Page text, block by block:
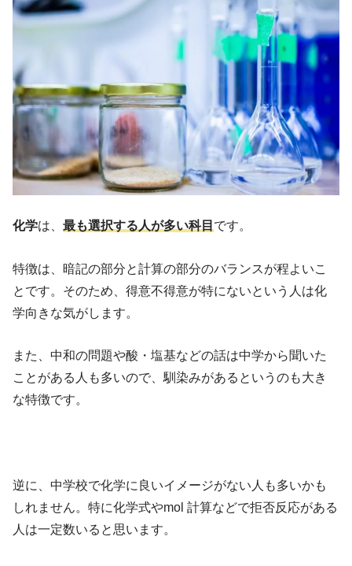
化学は、最も選択する人が多い科目です。
特徴は、暗記の部分と計算の部分のバランスが程よいこ
とです。そのため、得意不得意が特にないという人は化
学向きな気がします。
また、中和の問題や酸・塩基などの話は中学から聞いた
ことがある人も多いので、馴染みがあるというのも大き
な特徴です。
逆に、中学校で化学に良いイメージがない人も多いかも
しれません。特に化学式やmol 計算などで拒否反応がある
人は一定数いると思います。